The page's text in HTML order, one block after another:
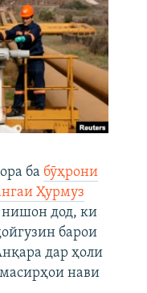
ба бӯҳрони
Ҳурмуз
нишон дод, ки
барои
дар ҳоли
масирҳои нави